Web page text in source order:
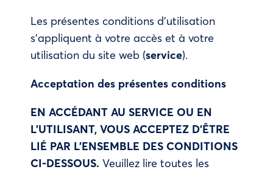
Les présentes conditions d’utilisation
s’appliquent à votre accès et à votre
utilisation du site web (service).
Acceptation des présentes conditions
EN ACCÉDANT AU SERVICE OU EN
L’UTILISANT, VOUS ACCEPTEZ D’ÊTRE
LIÉ PAR L’ENSEMBLE DES CONDITIONS
CI-DESSOUS. Veuillez lire toutes les